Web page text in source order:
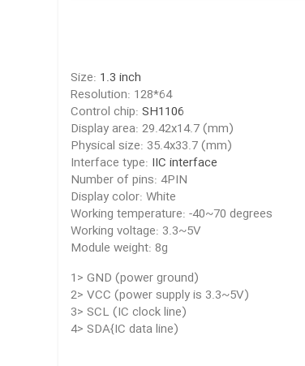
Size: 1.3 inch
Resolution: 128*64
Control chip: SH1106
Display area: 29.42x14.7 (mm)
Physical size: 35.4x33.7 (mm)
Interface type: IIC interface
Number of pins: 4PIN
Display color: White
Working temperature: -40~70 degrees
Working voltage: 3.3~5V
Module weight: 8g
1> GND (power ground)
2> VCC (power supply is 3.3~5V)
3> SCL (IC clock line)
4> SDA{IC data line)